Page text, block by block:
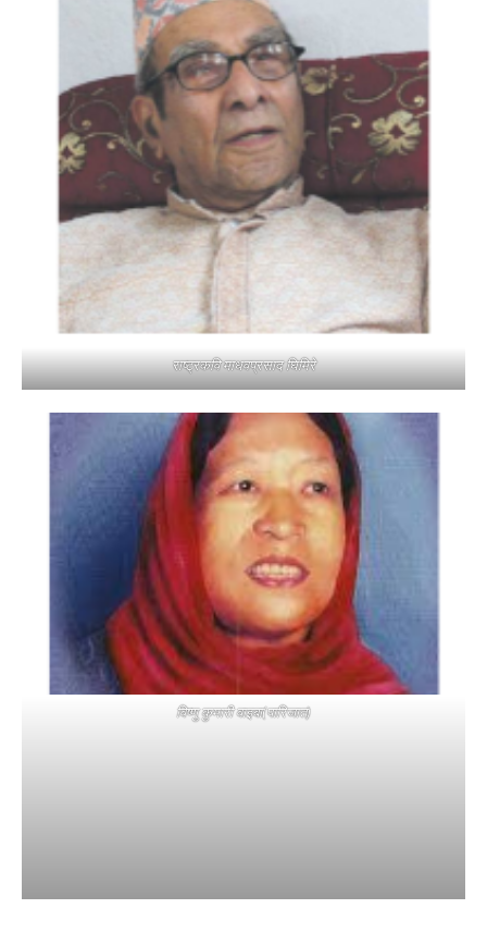
राष्ट्रकवि माधवप्रसाद घिमिरे
विष्णु कुमारी वाइबा(पारिजात)